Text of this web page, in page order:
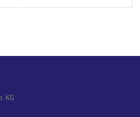
KG